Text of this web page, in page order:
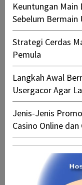
Keuntungan Main
Sebelum Bermain
Strategi Cerdas
Pemula
Langkah Awal
Usergacor Agar
Jenis-Jenis
Casino Online dan